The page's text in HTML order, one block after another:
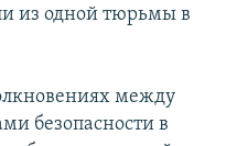
из одной тюрьмы в
между
безопасности в